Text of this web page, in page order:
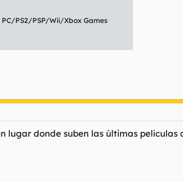
PC/PS2/PSP/Wii/Xbox Games
lugar donde suben las últimas peliculas